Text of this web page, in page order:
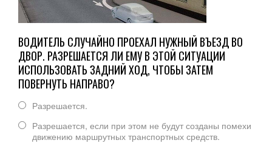
ВОДИТЕЛЬ СЛУЧАЙНО ПРОЕХАЛ НУЖНЫЙ ВЪЕЗД ВО
ДВОР. РАЗРЕШАЕТСЯ ЛИ ЕМУ В ЭТОЙ СИТУАЦИИ
ИСПОЛЬЗОВАТЬ ЗАДНИЙ ХОД, ЧТОБЫ ЗАТЕМ
ПОВЕРНУТЬ НАПРАВО?
Разрешается.
Разрешается, если при этом не будут созданы помехи
движению маршрутных транспортных средств.